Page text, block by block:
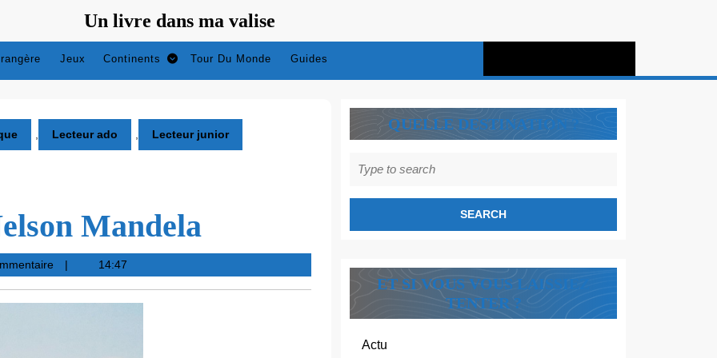
Un livre dans ma valise
Jeux Continents Tour Du Monde Guides
Lecteur ado Lecteur junior
Mandela
14:47
QUELLE DESTINATION ?
for:
ET SI VOUS VOUS LAISSIEZ
TENTER ?
Actu